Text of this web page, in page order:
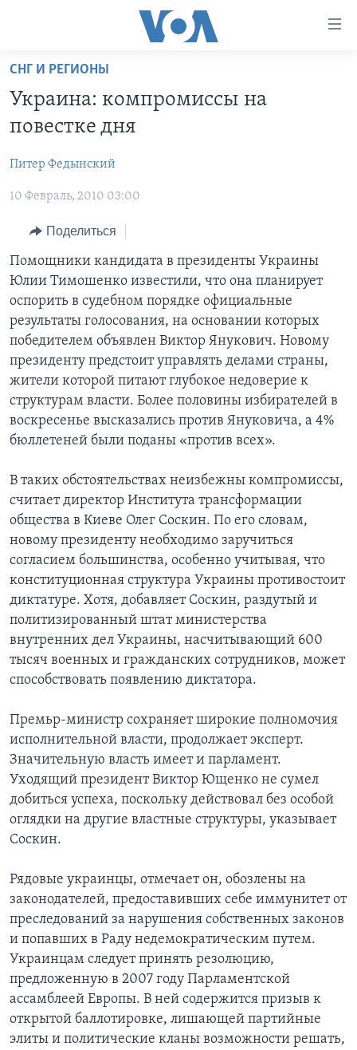
Перейти
основной
контент
навигации
Перейти
поиск
ПРОГРАММЫ
НОВОСТИ ЗА МИНУТУ
ИТОГИ
ПОЧЕМУ ЭТО ВАЖНО?
ДИСКУССИЯ VOA
ДЕТАЛИ
НЬЮ-ЙОРК NEW YORK
АМЕРИКА. БОЛЬШОЕ ПУТЕШЕСТВИЕ
УЧИМ АНГЛИЙСКИЙ
НАША АМЕРИКАНСКАЯ ИСТОРИЯ
А КАК В АМЕРИКЕ?
АРТЕФАКТЫ
АМЕРИКАНСКИЕ ГОРОДКИ
ТЕСТЫ
ЭКСПЕРТИЗА
ИНТЕРВЬЮ
ФАКТЫ ПРОТИВ ФЕЙКОВ
ЗА СВОБОДУ ПРЕССЫ
УЧИМ АНГЛИЙСКИЙ
ВИДЕО
ПОДПИСКА НА НОВОСТИ
Learning English
СОЦИАЛЬНЫЕ СЕТИ
Языки
СНГ И РЕГИОНЫ
Украина: компромиссы на
повестке дня
Питер Федынский
10 Февраль, 2010 03:00
Поделиться
Помощники кандидата в президенты Украины
Юлии Тимошенко известили, что она планирует
оспорить в судебном порядке официальные
результаты голосования, на основании которых
победителем объявлен Виктор Янукович. Новому
президенту предстоит управлять делами страны,
жители которой питают глубокое недоверие к
структурам власти. Более половины избирателей в
воскресенье высказались против Януковича, а 4%
бюллетеней были поданы «против всех».
В таких обстоятельствах неизбежны компромиссы,
считает директор Института трансформации
общества в Киеве Олег Соскин. По его словам,
новому президенту необходимо заручиться
согласием большинства, особенно учитывая, что
конституционная структура Украины противостоит
диктатуре. Хотя, добавляет Соскин, раздутый и
политизированный штат министерства
внутренних дел Украины, насчитывающий 600
тысяч военных и гражданских сотрудников, может
способствовать появлению диктатора.
Премьр-министр сохраняет широкие полномочия
исполнительной власти, продолжает эксперт.
Значительную власть имеет и парламент.
Уходящий президент Виктор Ющенко не сумел
добиться успеха, поскольку действовал без особой
оглядки на другие властные структуры, указывает
Соскин.
Рядовые украинцы, отмечает он, обозлены на
законодателей, предоставивших себе иммунитет от
преследований за нарушения собственных законов
и попавших в Раду недемократическим путем.
Украинцам следует принять резолюцию,
предложенную в 2007 году Парламентской
ассамблеей Европы. В ней содержится призыв к
открытой баллотировке, лишающей партийные
элиты и политические кланы возможности решать,